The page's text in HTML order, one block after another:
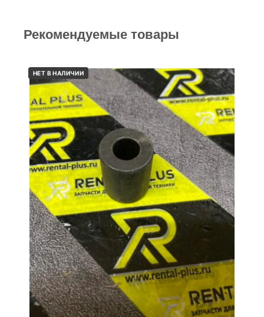
Рекомендуемые товары
НЕТ В НАЛИЧИИ